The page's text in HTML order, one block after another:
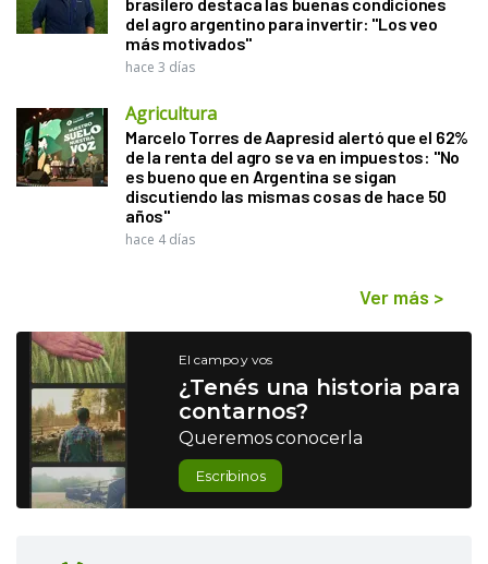
del agro argentino para invertir: "Los veo
más motivados"
hace 3 días
Agricultura
Marcelo Torres de Aapresid alertó que el 62%
de la renta del agro se va en impuestos: "No
es bueno que en Argentina se sigan
discutiendo las mismas cosas de hace 50
años"
hace 4 días
Ver más >
El campo y vos
¿Tenés una historia para
contarnos?
Queremos conocerla
Escribinos